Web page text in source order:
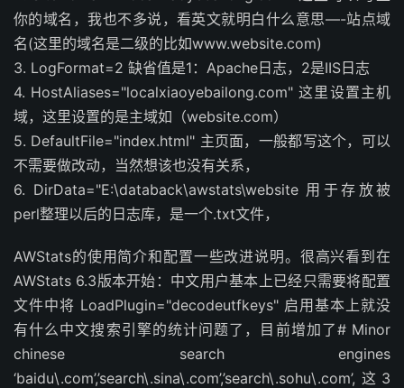
你的域名，我也不多说，看英文就明白什么意思—-站点域
名(这里的域名是二级的比如www.website.com)
3. LogFormat=2 缺省值是1：Apache日志，2是IIS日志
4. HostAliases="localxiaoyebailong.com" 这里设置主机
域，这里设置的是主域如（website.com）
5. DefaultFile="index.html" 主页面，一般都写这个，可以
不需要做改动，当然想该也没有关系，
6. DirData="E:\databack\awstats\website 用于存放被
perl整理以后的日志库，是一个.txt文件，
AWStats的使用简介和配置一些改进说明。很高兴看到在
AWStats 6.3版本开始：中文用户基本上已经只需要将配置
文件中将 LoadPlugin="decodeutfkeys" 启用基本上就没
有什么中文搜索引擎的统计问题了，目前增加了# Minor
chinese search engines
‘baidu\.com’,’search\.sina\.com’,’search\.sohu\.com’,这3